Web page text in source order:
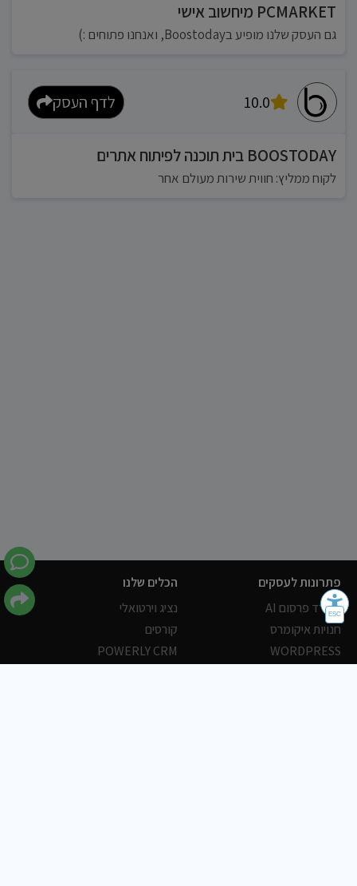
PCMARKET מיחשוב אישי
גם העסק שלנו מופיע בBoostoday, ואנחנו פתוחים :)
10.0 לדף העסק
BOOSTODAY בית תוכנה לפיתוח אתרים
לקוח ממליץ: חווית שירות מעולם אחר
פתרונות לעסקים
משרד פרסום AI
חנויות איקומרס
WORDPRESS
הכלים שלנו
נציג וירטואלי
קורסים
POWERLY CRM